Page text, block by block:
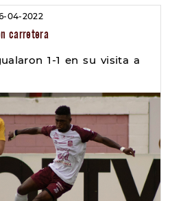
04-2022
carretera
1-1 en su visita a